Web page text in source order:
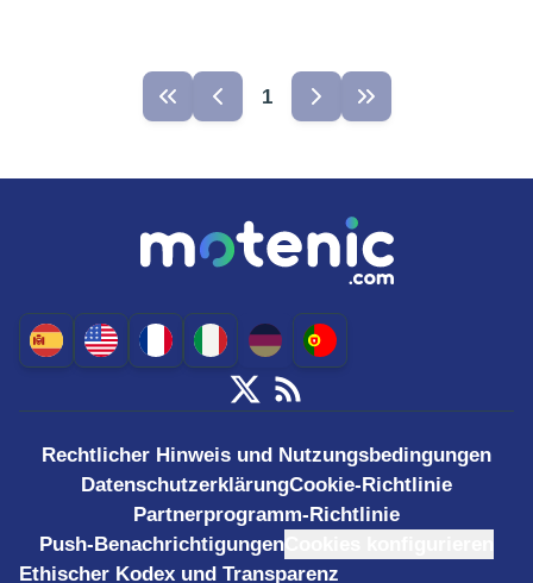
1
Rechtlicher Hinweis und Nutzungsbedingungen
DatenschutzerklärungCookie-Richtlinie
Partnerprogramm-Richtlinie
Push-Benachrichtigungen
Ethischer Kodex und Transparenz